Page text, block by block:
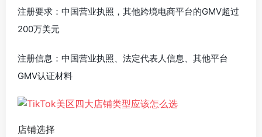
注册要求：中国营业执照，其他跨境电商平台的GMV超过
200万美元
注册信息：中国营业执照、法定代表人信息、其他平台
GMV认证材料
店铺选择